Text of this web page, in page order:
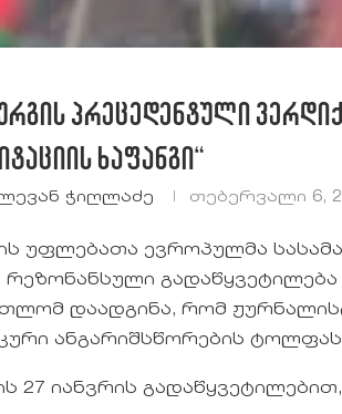
პრეცედენტული
ხაფანგი“
Ჭიღლაძე თებერვალი 6,
უფლებათა ევროპულმა
რეზონანსული გადაწყვეტილება
დაადგინა, რომ
ანგარიშსწორების
27 იანვრის